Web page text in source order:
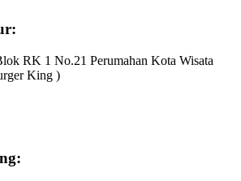
RK 1 No.21 Perumahan Kota Wisata
King )